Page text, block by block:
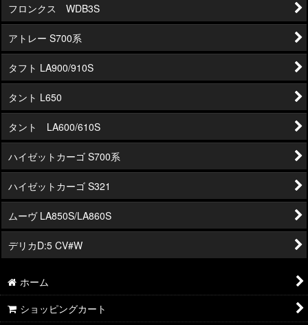
フロンクス WDB3S
アトレー S700系
タフト LA900/910S
タント L650
タント LA600/610S
ハイゼットカーゴ S700系
ハイゼットカーゴ S321
ムーヴ LA850S/LA860S
デリカD:5 CV#W
ホーム
ショッピングカート